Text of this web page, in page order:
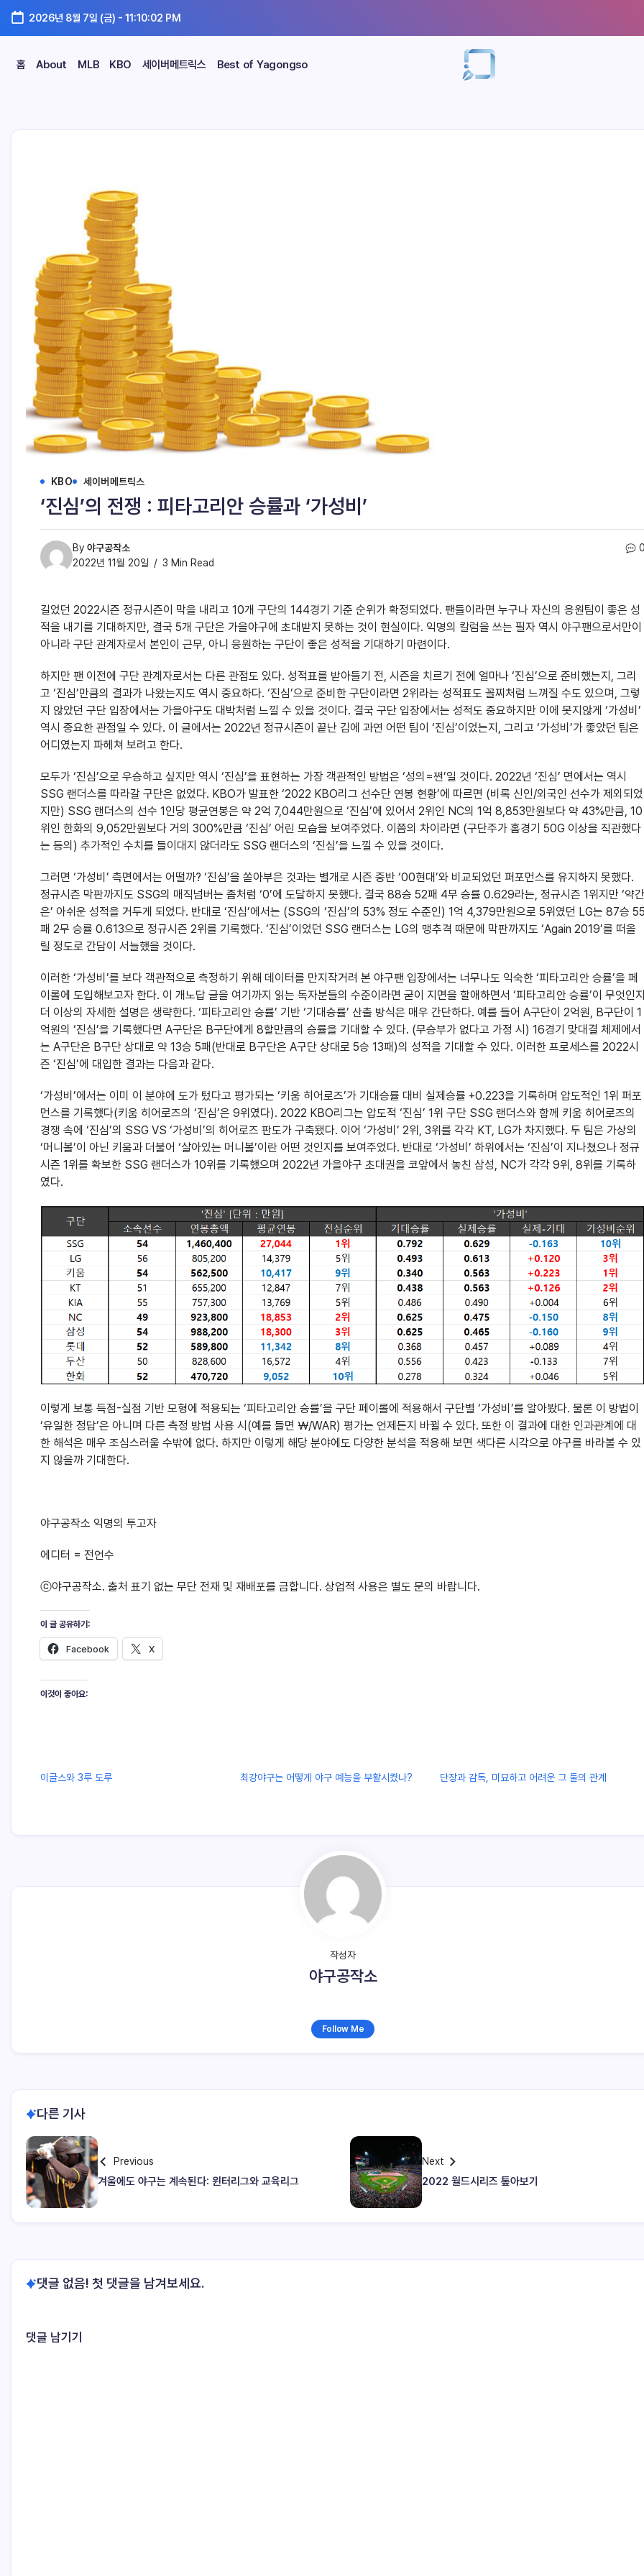
2026년 8월 7일 (금) - 11:10:03 PM
홈 About MLB KBO 세이버메트릭스 Best of Yagongso
KBO 세이버메트릭스
‘진심’의 전쟁 : 피타고리안 승률과 ‘가성비’
By 야구공작소
2022년 11월 20일
3 Min Read
길었던 2022시즌 정규시즌이 막을 내리고 10개 구단의 144경기 기준 순위가 확정되었다. 팬들이라면 누구나 자신의 응원팀이 좋은 성
적을 내기를 기대하지만, 결국 5개 구단은 가을야구에 초대받지 못하는 것이 현실이다. 익명의 칼럼을 쓰는 필자 역시 야구팬으로서만이
아니라 구단 관계자로서 본인이 근무, 아니 응원하는 구단이 좋은 성적을 기대하기 마련이다.
하지만 팬 이전에 구단 관계자로서는 다른 관점도 있다. 성적표를 받아들기 전, 시즌을 치르기 전에 얼마나 ‘진심’으로 준비했는지, 그리
고 ‘진심’만큼의 결과가 나왔는지도 역시 중요하다. ‘진심’으로 준비한 구단이라면 2위라는 성적표도 꼴찌처럼 느껴질 수도 있으며, 그렇
지 않았던 구단 입장에서는 가을야구도 대박처럼 느낄 수 있을 것이다. 결국 구단 입장에서는 성적도 중요하지만 이에 못지않게 ‘가성비’
역시 중요한 관점일 수 있다. 이 글에서는 2022년 정규시즌이 끝난 김에 과연 어떤 팀이 ‘진심’이었는지, 그리고 ‘가성비’가 좋았던 팀은
어디였는지 파헤쳐 보려고 한다.
모두가 ‘진심’으로 우승하고 싶지만 역시 ‘진심’을 표현하는 가장 객관적인 방법은 ‘성의=쩐’일 것이다. 2022년 ‘진심’ 면에서는 역시
SSG 랜더스를 따라갈 구단은 없었다. KBO가 발표한 ‘2022 KBO리그 선수단 연봉 현황’에 따르면 (비록 신인/외국인 선수가 제외되었
지만) SSG 랜더스의 선수 1인당 평균연봉은 약 2억 7,044만원으로 ‘진심’에 있어서 2위인 NC의 1억 8,853만원보다 약 43%만큼, 10
위인 한화의 9,052만원보다 거의 300%만큼 ‘진심’ 어린 모습을 보여주었다. 이쯤의 차이라면 (구단주가 홈경기 50G 이상을 직관했다
는 등의) 추가적인 수치를 들이대지 않더라도 SSG 랜더스의 ‘진심’을 느낄 수 있을 것이다.
그러면 ‘가성비’ 측면에서는 어떨까? ‘진심’을 쏟아부은 것과는 별개로 시즌 중반 ‘00현대’와 비교되었던 퍼포먼스를 유지하지 못했다.
정규시즌 막판까지도 SSG의 매직넘버는 좀처럼 ‘0’에 도달하지 못했다. 결국 88승 52패 4무 승률 0.629라는, 정규시즌 1위지만 ‘약간
은’ 아쉬운 성적을 거두게 되었다. 반대로 ‘진심’에서는 (SSG의 ‘진심’의 53% 정도 수준인) 1억 4,379만원으로 5위였던 LG는 87승
패 2무 승률 0.613으로 정규시즌 2위를 기록했다. ‘진심’이었던 SSG 랜더스는 LG의 맹추격 때문에 막판까지도 ‘Again 2019’를 떠올
릴 정도로 간담이 서늘했을 것이다.
이러한 ‘가성비’를 보다 객관적으로 측정하기 위해 데이터를 만지작거려 본 야구팬 입장에서는 너무나도 익숙한 ‘피타고리안 승률’을 페
이롤에 도입해보고자 한다. 이 개노답 글을 여기까지 읽는 독자분들의 수준이라면 굳이 지면을 할애하면서 ‘피타고리안 승률’이 무엇인
더 이상의 자세한 설명은 생략한다. ‘피타고리안 승률’ 기반 ‘기대승률’ 산출 방식은 매우 간단하다. 예를 들어 A구단이 2억원, B구단이 1
억원의 ‘진심’을 기록했다면 A구단은 B구단에게 8할만큼의 승률을 기대할 수 있다. (무승부가 없다고 가정 시) 16경기 맞대결 체제에서
는 A구단은 B구단 상대로 약 13승 5패(반대로 B구단은 A구단 상대로 5승 13패)의 성적을 기대할 수 있다. 이러한 프로세스를 2022시
즌 ‘진심’에 대입한 결과는 다음과 같다.
‘가성비’에서는 이미 이 분야에 도가 텄다고 평가되는 ‘키움 히어로즈’가 기대승률 대비 실제승률 +0.223을 기록하며 압도적인 1위 퍼포
먼스를 기록했다(키움 히어로즈의 ‘진심’은 9위였다). 2022 KBO리그는 압도적 ‘진심’ 1위 구단 SSG 랜더스와 함께 키움 히어로즈의
경쟁 속에 ‘진심’의 SSG VS ‘가성비’의 히어로즈 판도가 구축됐다. 이어 ‘가성비’ 2위, 3위를 각각 KT, LG가 차지했다. 두 팀은 가상의
‘머니볼’이 아닌 키움과 더불어 ‘살아있는 머니볼’이란 어떤 것인지를 보여주었다. 반대로 ‘가성비’ 하위에서는 ‘진심’이 지나쳤으나 정규
시즌 1위를 확보한 SSG 랜더스가 10위를 기록했으며 2022년 가을야구 초대권을 코앞에서 놓친 삼성, NC가 각각 9위, 8위를 기록하
였다.
이렇게 보통 득점-실점 기반 모형에 적용되는 ‘피타고리안 승률’을 구단 페이롤에 적용해서 구단별 ‘가성비’를 알아봤다. 물론 이 방법이
‘유일한 정답’은 아니며 다른 측정 방법 사용 시(예를 들면 ￦/WAR) 평가는 언제든지 바뀔 수 있다. 또한 이 결과에 대한 인과관계에 대
한 해석은 매우 조심스러울 수밖에 없다. 하지만 이렇게 해당 분야에도 다양한 분석을 적용해 보면 색다른 시각으로 야구를 바라볼 수 있
지 않을까 기대한다.
야구공작소 익명의 투고자
에디터 = 전언수
ⓒ야구공작소. 출처 표기 없는 무단 전재 및 재배포를 금합니다. 상업적 사용은 별도 문의 바랍니다.
이 글 공유하기:
Facebook X
이것이 좋아요:
이글스와 3루 도루 최강야구는 어떻게 야구 예능을 부활시켰나? 단장과 감독, 미묘하고 어려운 그 둘의 관계
작성자
야구공작소
Follow Me
다른 기사
Previous
겨울에도 야구는 계속된다: 윈터리그와 교육리그
Next
2022 월드시리즈 톺아보기
댓글 없음! 첫 댓글을 남겨보세요.
댓글 남기기